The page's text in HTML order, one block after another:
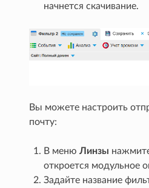
начнется скачивание.
Вы можете настроить
почту:
В менюЛинзы
откроется модульное
Задайте название